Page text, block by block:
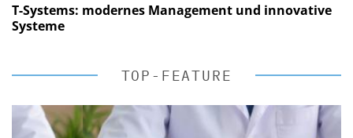
T-Systems: modernes Management und innovative
Systeme
TOP-FEATURE